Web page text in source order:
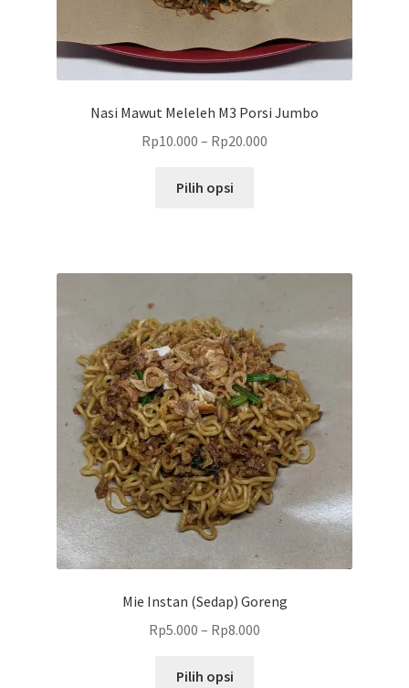
Nasi Mawut Meleleh M3 Porsi Jumbo
Rp10.000 – Rp20.000
Pilih opsi
dapat
diambil
di
halaman
produk
Mie Instan (Sedap) Goreng
Rp5.000 – Rp8.000
Pilih opsi